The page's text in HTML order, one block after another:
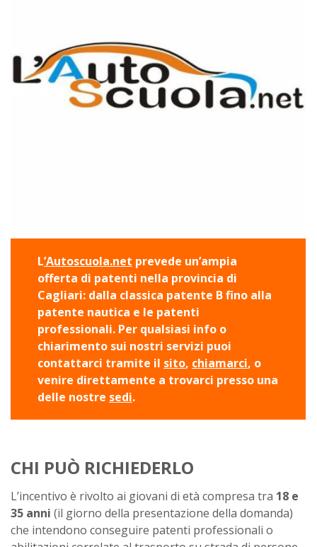
L’Autoscuola.net prevede un’ampia
offerta di patenti nella provincia di
Cagliari: dalla classica patente B fino alla
patente nautica e le patenti
professionali. Per qualsiasi info o
chiarimento sui nostri servizi puoi
contattarci tramite il sito, chiamarci, o
venire direttamente a trovarci presso una
delle nostre sedi.
CHI PUÒ RICHIEDERLO
L’incentivo è rivolto ai giovani di età compresa tra 18 e
35 anni (il giorno della presentazione della domanda)
che intendono conseguire patenti professionali o